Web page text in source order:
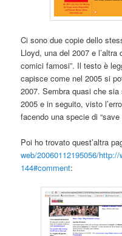
Ci sono due copie dello
Lloyd, una del 2007 e
comici famosi”. Il testo è
capisce come nel 2005 si
2007. Sembra quasi che
2005 e in seguito, visto
facendo una specie di
Poi ho trovato quest’altra
web/20060112195056/http://
144#comment: